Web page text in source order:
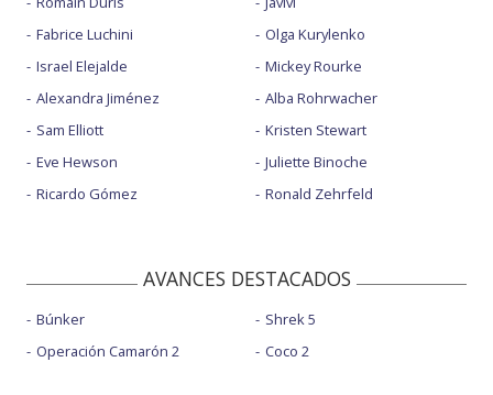
Fabrice Luchini
Israel Elejalde
Alexandra Jiménez
Sam Elliott
Eve Hewson
Ricardo Gómez
Olga Kurylenko
Mickey Rourke
Alba Rohrwacher
Kristen Stewart
Juliette Binoche
Ronald Zehrfeld
AVANCES DESTACADOS
Búnker
Operación Camarón 2
Shrek 5
Coco 2